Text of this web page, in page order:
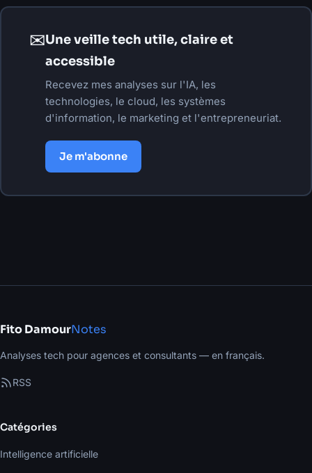
✉Une veille tech utile, claire et
accessible
Recevez mes analyses sur l'IA, les
technologies, le cloud, les systèmes
d'information, le marketing et l'entrepreneuriat.
Je m'abonne
Fito DamourNotes
Analyses tech pour agences et consultants — en français.
RSS
Catégories
Intelligence artificielle